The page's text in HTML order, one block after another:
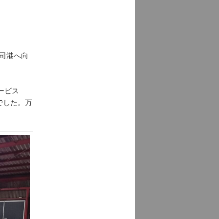
港へ向
ビス
した。万